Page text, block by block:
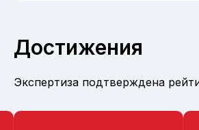
Достижения
Экспертиза подтверждена